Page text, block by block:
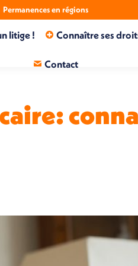
Permanences en régions
litige ! Connaître ses
Contact